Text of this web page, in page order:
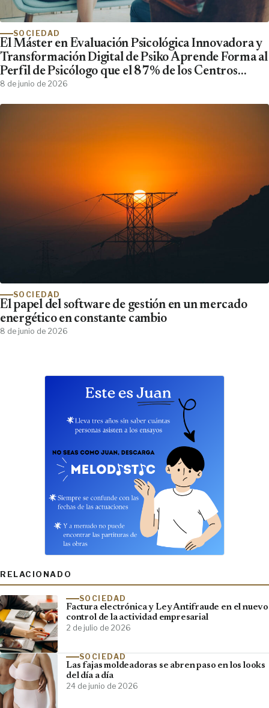
SOCIEDAD
El Máster en Evaluación Psicológica Innovadora y
Transformación Digital de Psiko Aprende Forma al
Perfil de Psicólogo que el 87% de los Centros
Clínicos Demanda y No Encuentra
8 de junio de 2026
SOCIEDAD
El papel del software de gestión en un mercado
energético en constante cambio
8 de junio de 2026
RELACIONADO
SOCIEDAD
Factura electrónica y Ley Antifraude en el nuevo
control de la actividad empresarial
2 de julio de 2026
SOCIEDAD
Las fajas moldeadoras se abren paso en los looks
del día a día
24 de junio de 2026